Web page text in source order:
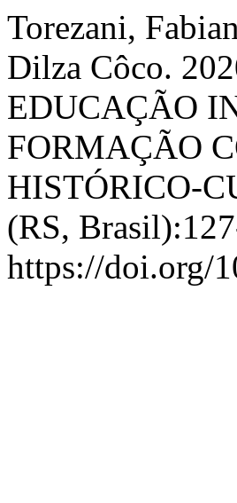
Torezani,
Dilza Côco.
EDUCAÇÃO
FORMAÇÃO
HISTÓRICO-
(RS,
https://doi.org/